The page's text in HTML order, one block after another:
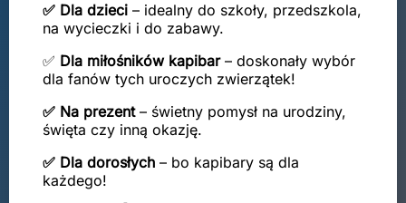
✅ Dla dzieci – idealny do szkoły, przedszkola,
na wycieczki i do zabawy.
✅ Dla miłośników kapibar – doskonały wybór
dla fanów tych uroczych zwierzątek!
✅ Na prezent – świetny pomysł na urodziny,
święta czy inną okazję.
✅ Dla dorosłych – bo kapibary są dla
każdego!